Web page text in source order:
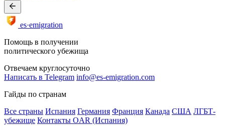
es·emigration
Помощь в получении
политического убежища
Отвечаем круглосуточно
Написать в Telegram info@es-emigration.com
Гайды по странам
Все страны Испания Германия Франция Канада США ЛГБТ-
убежище Контакты OAR (Испания)